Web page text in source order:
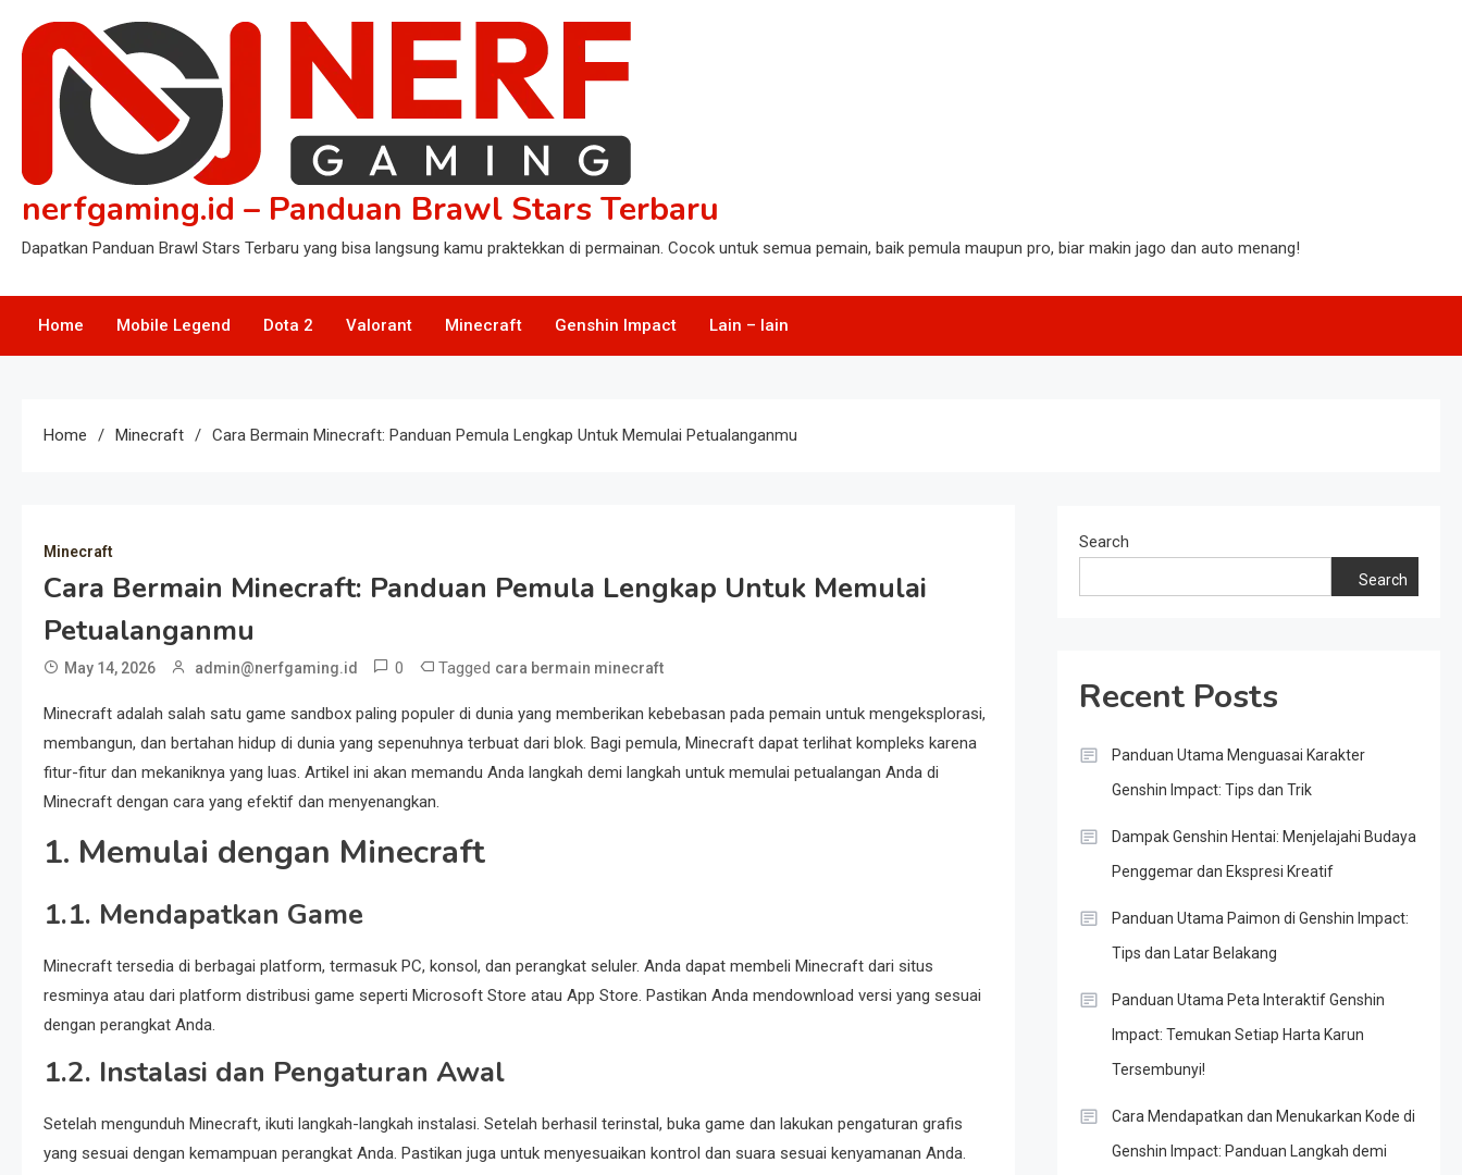
nerfgaming.id – Panduan Brawl Stars Terbaru
Dapatkan Panduan Brawl Stars Terbaru yang bisa langsung kamu praktekkan di permainan. Cocok untuk semua pemain, baik pemula maupun pro, biar makin jago dan auto menang!
Home Mobile Legend Dota 2 Valorant Minecraft Genshin Impact Lain – lain
Home Minecraft Cara Bermain Minecraft: Panduan Pemula Lengkap Untuk Memulai Petualanganmu
Minecraft
Cara Bermain Minecraft: Panduan Pemula Lengkap Untuk Memulai
Petualanganmu
May 14, 2026 admin@nerfgaming.id 0 Tagged cara bermain minecraft
Minecraft adalah salah satu game sandbox paling populer di dunia yang memberikan kebebasan pada pemain untuk mengeksplorasi,
membangun, dan bertahan hidup di dunia yang sepenuhnya terbuat dari blok. Bagi pemula, Minecraft dapat terlihat kompleks karena
fitur-fitur dan mekaniknya yang luas. Artikel ini akan memandu Anda langkah demi langkah untuk memulai petualangan Anda di
Minecraft dengan cara yang efektif dan menyenangkan.
1. Memulai dengan Minecraft
1.1. Mendapatkan Game
Minecraft tersedia di berbagai platform, termasuk PC, konsol, dan perangkat seluler. Anda dapat membeli Minecraft dari situs
resminya atau dari platform distribusi game seperti Microsoft Store atau App Store. Pastikan Anda mendownload versi yang sesuai
dengan perangkat Anda.
1.2. Instalasi dan Pengaturan Awal
Setelah mengunduh Minecraft, ikuti langkah-langkah instalasi. Setelah berhasil terinstal, buka game dan lakukan pengaturan grafis
yang sesuai dengan kemampuan perangkat Anda. Pastikan juga untuk menyesuaikan kontrol dan suara sesuai kenyamanan Anda.
Search
Search
Recent Posts
Panduan Utama Menguasai Karakter
Genshin Impact: Tips dan Trik
Dampak Genshin Hentai: Menjelajahi Budaya
Penggemar dan Ekspresi Kreatif
Panduan Utama Paimon di Genshin Impact:
Tips dan Latar Belakang
Panduan Utama Peta Interaktif Genshin
Impact: Temukan Setiap Harta Karun
Tersembunyi!
Cara Mendapatkan dan Menukarkan Kode di
Genshin Impact: Panduan Langkah demi